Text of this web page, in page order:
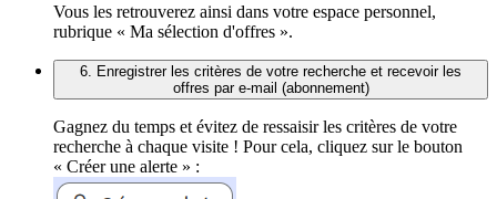
Vous les retrouverez ainsi dans votre espace personnel,
rubrique « Ma sélection d'offres ».
6. Enregistrer les critères de votre recherche et recevoir les
offres par e-mail (abonnement)
Gagnez du temps et évitez de ressaisir les critères de votre
recherche à chaque visite ! Pour cela, cliquez sur le bouton
« Créer une alerte » :